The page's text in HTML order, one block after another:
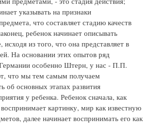
указывать на признаки
что составляет стадию качеств
ребенок начинает описывать
исходя из того, что она представляет в
На основании этих опытов ряд
Германии особенно Штерн, у нас - П.П.
что мы тем самым получаем
об основных этапах развития
у ребенка. Ребенок сначала, как
картинку, мир как известную
далее начинает воспринимать его как